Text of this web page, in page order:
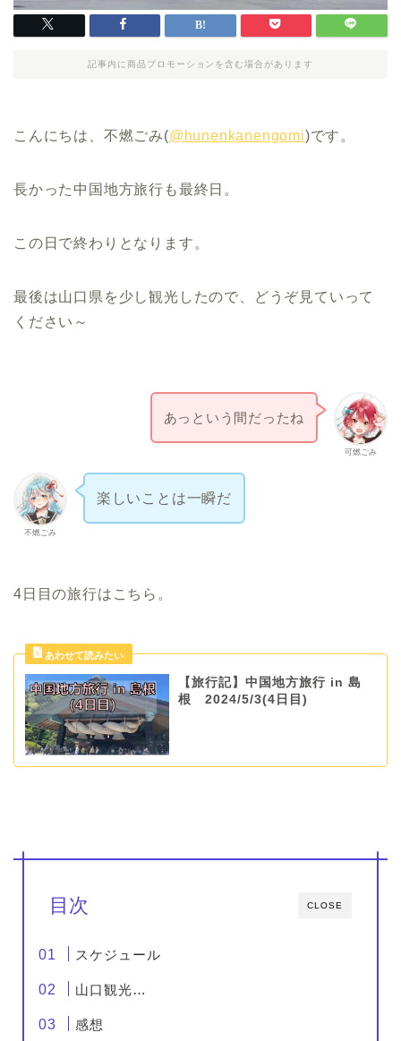
記事内に商品プロモーションを含む場合があります
こんにちは、不燃ごみ(@hunenkanengomi)です。
長かった中国地方旅行も最終日。
この日で終わりとなります。
最後は山口県を少し観光したので、どうぞ見ていって
ください～
可燃ごみ
あっという間だったね
不燃ごみ
楽しいことは一瞬だ
4日目の旅行はこちら。
【旅行記】中国地方旅行 in 島
根 2024/5/3(4日目)
CLOSE
目次
スケジュール
山口観光…
感想